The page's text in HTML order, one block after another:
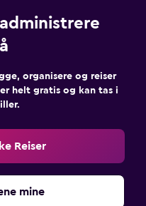
organisere og reiser
helt gratis og kan tas i
Reiser
mine